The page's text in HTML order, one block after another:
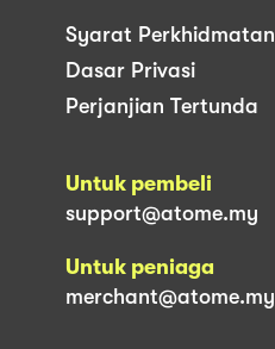
Syarat Perkhidmatan
Dasar Privasi
Perjanjian Tertunda
Untuk pembeli
support@atome.my
Untuk peniaga
merchant@atome.my